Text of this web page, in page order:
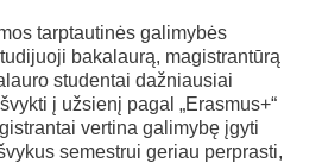
tarptautinės galimybės
bakalaurą, magistrantūrą
studentai dažniausiai
į užsienį pagal „Erasmus+“
vertina galimybę įgyti
semestrui geriau perprasti,